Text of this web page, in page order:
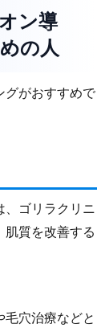
ン導
の人
グがおすすめで
、ゴリラクリニ
肌質を改善する
毛穴治療などと